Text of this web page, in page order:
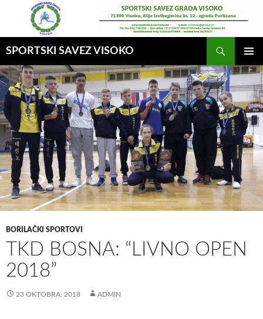
SPORTSKI SAVEZ VISOKO
GLAVNI
BORILAČKI SPORTOVI
TKD BOSNA: “LIVNO OPEN
2018”
23 OKTOBRA, 2018 ADMIN